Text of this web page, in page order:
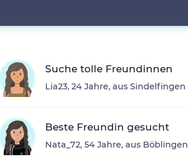
Suche tolle Freundinnen
Lia23, 24 Jahre, aus Sindelfingen
Beste Freundin gesucht
Nata_72, 54 Jahre, aus Böblingen